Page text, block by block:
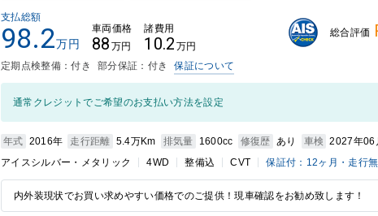
支払総額
98.2万円
車両価格
88 万円
諸費用
10.2 万円
総合評価
定期点検整備：付き 部分保証：付き 保証について
通常クレジットでご希望のお支払い方法を設定
年式 2016年 走行距離 5.4万Km 排気量 1600cc 修復歴 あり 車検 2027年06
アイスシルバー・メタリック
4WD 整備込 CVT 保証付：12ヶ月・走行
内外装現状でお買い求めやすい価格でのご提供！現車確認をお勧め致します！